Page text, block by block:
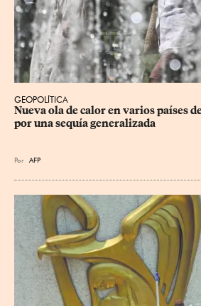
GEOPOLÍTICA
Nueva ola de calor en varios países
por una sequía generalizada
Por AFP